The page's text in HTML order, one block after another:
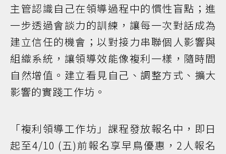
主管認識自己在領導過程中的慣性盲點；進
一步透過會談力的訓練，讓每一次對話成為
建立信任的機會；以對接力串聯個人影響與
組織系統，讓領導效能像複利一樣，隨時間
自然增值。建立看見自己、調整方式、擴大
影響的實踐工作坊。
「複利領導工作坊」課程發放報名中，即日
起至4/10 (五)前報名享早鳥優惠，2人報名